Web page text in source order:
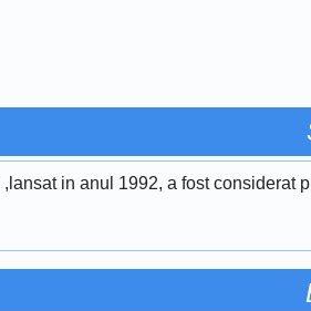
in anul 1992, a fost considerat